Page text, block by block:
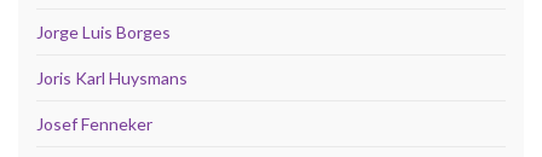
Jorge Luis Borges
Joris Karl Huysmans
Josef Fenneker